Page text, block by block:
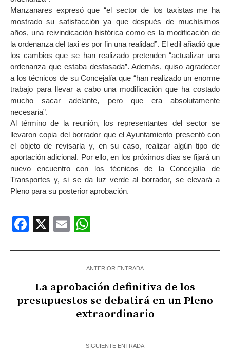
Manzanares expresó que “el sector de los taxistas me ha
mostrado su satisfacción ya que después de muchísimos
años, una reivindicación histórica como es la modificación de
la ordenanza del taxi es por fin una realidad”. El edil añadió que
los cambios que se han realizado pretenden “actualizar una
ordenanza que estaba desfasada”. Además, quiso agradecer
a los técnicos de su Concejalía que “han realizado un enorme
trabajo para llevar a cabo una modificación que ha costado
mucho sacar adelante, pero que era absolutamente
necesaria”.
Al término de la reunión, los representantes del sector se
llevaron copia del borrador que el Ayuntamiento presentó con
el objeto de revisarla y, en su caso, realizar algún tipo de
aportación adicional. Por ello, en los próximos días se fijará un
nuevo encuentro con los técnicos de la Concejalía de
Transportes y, si se da luz verde al borrador, se elevará a
Pleno para su posterior aprobación.
Facebook
X Email
ANTERIOR ENTRADA
La aprobación definitiva de los
presupuestos se debatirá en un Pleno
extraordinario
SIGUIENTE ENTRADA